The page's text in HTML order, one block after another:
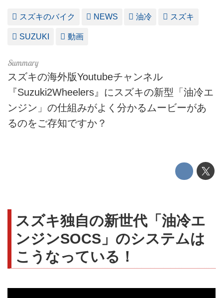
スズキのバイク NEWS 油冷 スズキ
SUZUKI 動画
スズキの海外版Youtubeチャンネル
『Suzuki2Wheelers』にスズキの新型「油冷エ
ンジン」の仕組みがよく分かるムービーがあ
るのをご存知ですか？
スズキ独自の新世代「油冷エ
ンジンSOCS」のシステムは
こうなっている！